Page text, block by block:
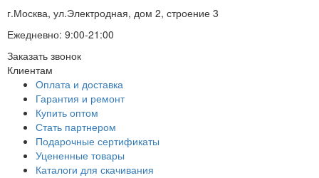
г.Москва, ул.Электродная, дом 2, строение 3
Ежедневно: 9:00-21:00
Заказать звонок
Клиентам
Оплата и доставка
Гарантия и ремонт
Купить оптом
Стать партнером
Подарочные сертификаты
Уцененные товары
Каталоги для скачивания